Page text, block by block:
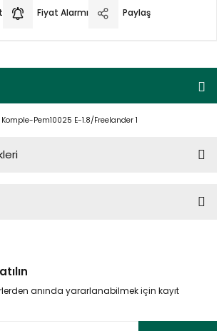
Fiyat Alarmı Paylaş
Pem10025 E-1.8/Freelander 1
iletebilirsiniz.
için teşekkür ederiz.
anında yararlanabilmek için kayıt